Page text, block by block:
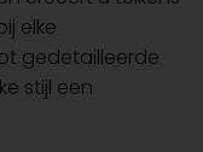
elke
gedetailleerde
stijl een